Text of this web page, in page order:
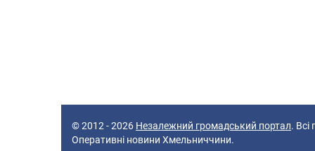
© 2012 - 2026 Незалежний громадський портал. Всі
Оперативні новини Хмельниччини.